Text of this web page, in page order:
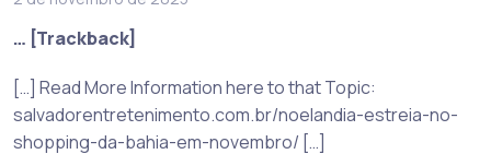
… [Trackback]
[…] Read More Information here to that Topic:
salvadorentretenimento.com.br/noelandia-estreia-no-
shopping-da-bahia-em-novembro/ […]